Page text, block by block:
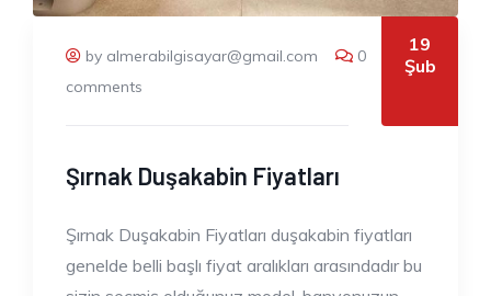
by almerabilgisayar@gmail.com
0
comments
19
Şub
Şırnak Duşakabin Fiyatları
Şırnak Duşakabin Fiyatları duşakabin fiyatları
genelde belli başlı fiyat aralıkları arasındadır bu